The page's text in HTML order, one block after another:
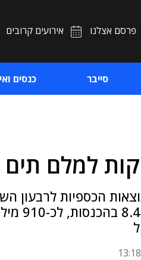
פרסם אצלנו אירועים קרובים
סייבר כנסים
למלם